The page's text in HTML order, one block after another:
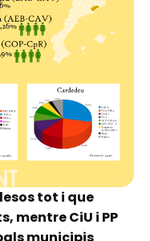
tot i que
mentre CiU i PP